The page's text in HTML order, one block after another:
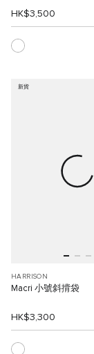
HK$3,500
新貨
HARRISON
Macri 小號斜揹袋
HK$3,300